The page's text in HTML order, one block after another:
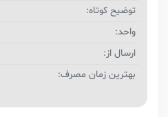
توضیح کوتاه:
واحد:
ارسال از:
بهترین زمان مصرف: